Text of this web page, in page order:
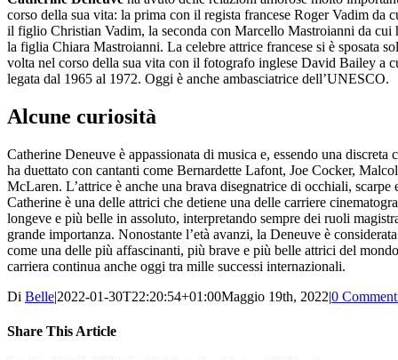
corso della sua vita: la prima con il regista francese Roger Vadim da
il figlio Christian Vadim, la seconda con Marcello Mastroianni da cui
la figlia Chiara Mastroianni. La celebre attrice francese si è sposata
volta nel corso della sua vita con il fotografo inglese David Bailey a
legata dal 1965 al 1972. Oggi è anche ambasciatrice dell’UNESCO.
Alcune curiosità
Catherine Deneuve è appassionata di musica e, essendo una discreta
ha duettato con cantanti come Bernardette Lafont, Joe Cocker,
McLaren. L’attrice è anche una brava disegnatrice di occhiali, scarpe
Catherine è una delle attrici che detiene una delle carriere
longeve e più belle in assoluto, interpretando sempre dei ruoli
grande importanza. Nonostante l’età avanzi, la Deneuve è
come una delle più affascinanti, più brave e più belle attrici del
carriera continua anche oggi tra mille successi internazionali.
Di Belle|2022-01-30T22:20:54+01:00Maggio 19th, 2022|0
Share This Article